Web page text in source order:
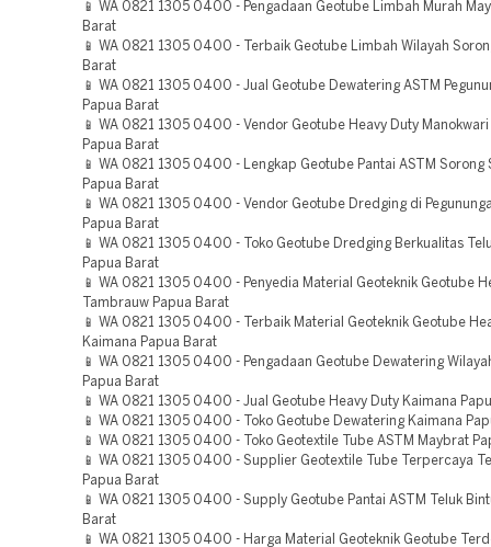
📱 WA 0821 1305 0400 - Pengadaan Geotube Limbah Murah
Barat
📱 WA 0821 1305 0400 - Terbaik Geotube Limbah Wilayah
Barat
📱 WA 0821 1305 0400 - Jual Geotube Dewatering ASTM
Papua Barat
📱 WA 0821 1305 0400 - Vendor Geotube Heavy Duty
Papua Barat
📱 WA 0821 1305 0400 - Lengkap Geotube Pantai ASTM Sorong
Papua Barat
📱 WA 0821 1305 0400 - Vendor Geotube Dredging di
Papua Barat
📱 WA 0821 1305 0400 - Toko Geotube Dredging Berkualitas
Papua Barat
📱 WA 0821 1305 0400 - Penyedia Material Geoteknik Geotube
Tambrauw Papua Barat
📱 WA 0821 1305 0400 - Terbaik Material Geoteknik Geotube
Kaimana Papua Barat
📱 WA 0821 1305 0400 - Pengadaan Geotube Dewatering
Papua Barat
📱 WA 0821 1305 0400 - Jual Geotube Heavy Duty Kaimana
📱 WA 0821 1305 0400 - Toko Geotube Dewatering Kaimana
📱 WA 0821 1305 0400 - Toko Geotextile Tube ASTM Maybrat
📱 WA 0821 1305 0400 - Supplier Geotextile Tube Terpercaya
Papua Barat
📱 WA 0821 1305 0400 - Supply Geotube Pantai ASTM Teluk
Barat
📱 WA 0821 1305 0400 - Harga Material Geoteknik Geotube